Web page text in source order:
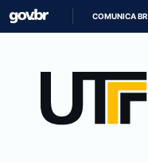
COMUNICA BR